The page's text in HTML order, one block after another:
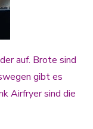
auf. Brote sind
gibt es
Airfryer sind die